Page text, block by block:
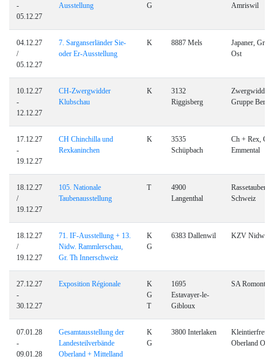
-
05.12.27
Ausstellung
G
Amriswil
04.12.27
/
05.12.27
7. Sarganserländer Sie-
oder Er-Ausstellung
K 8887 Mels
Japaner,
Ost
10.12.27
-
12.12.27
CH-Zwergwidder
Klubschau
K
3132
Riggisberg
Gruppe Bern
17.12.27
-
19.12.27
CH Chinchilla und
Rexkaninchen
K
3535
Schüpbach
Ch + Rex,
Emmental
18.12.27
/
19.12.27
105. Nationale
Taubenausstellung
T
4900
Langenthal
Rassetauben
Schweiz
18.12.27
/
19.12.27
71. IF-Ausstellung + 13.
Nidw. Rammlerschau,
Gr. Th Innerschweiz
K
G
6383 Dallenwil KZV
27.12.27
-
30.12.27
Exposition Régionale
K
G
T
1695
Estavayer-le-
Gibloux
SA Romont
07.01.28
-
09.01.28
Gesamtausstellung der
Landesteilverbände
Oberland + Mittelland
K
G
3800 Interlaken
Oberland Ost